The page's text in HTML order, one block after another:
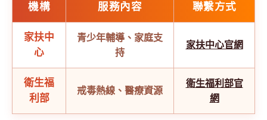
機構 服務內容 聯繫方式
家扶中
心
青少年輔導、家庭支
持
家扶中心官網
衛生福
利部
戒毒熱線、醫療資源
衛生福利部官
網